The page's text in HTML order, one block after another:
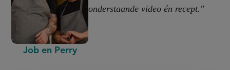
Job en Perry
onderstaande video én recept."